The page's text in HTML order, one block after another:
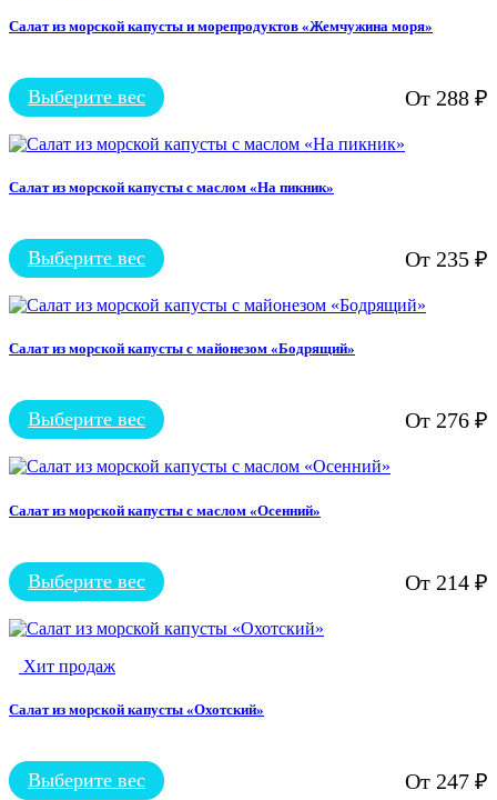
Салат из морской капусты и морепродуктов «Жемчужина моря»
От 288 ₽
Выберите вес
Этот
имеет
вариаций.
выбрать
на
товара.
Салат из морской капусты с маслом «На пикник»
От 235 ₽
Выберите вес
Этот
имеет
вариаций.
выбрать
на
товара.
Салат из морской капусты с майонезом «Бодрящий»
От 276 ₽
Выберите вес
Этот
имеет
вариаций.
выбрать
на
товара.
Салат из морской капусты с маслом «Осенний»
От 214 ₽
Выберите вес
Этот
имеет
вариаций.
можно
странице
товара.
Хит продаж
Салат из морской капусты «Охотский»
От 247 ₽
Выберите вес
Этот